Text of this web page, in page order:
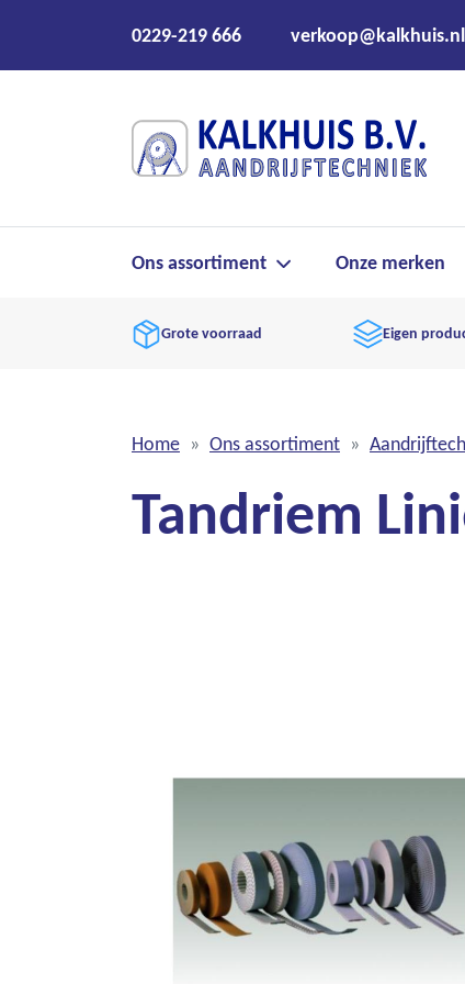
0229-219 666 verkoop@kalkhuis.nl
Ons assortiment Onze merken
Grote voorraad Eigen
Home Ons assortiment
Tandriem